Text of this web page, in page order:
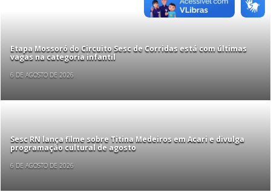
Etapa Mossoró do Circuito Sesc de Corridas está com últimas
vagas na categoria infantil
6 DE AGOSTO DE 2026
Sesc RN lança filme sobre Titina Medeiros em Acari e divulga
programação cultural de agosto
6 DE AGOSTO DE 2026